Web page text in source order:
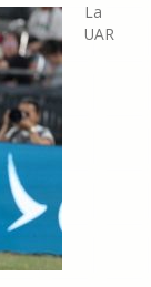
La
UAR